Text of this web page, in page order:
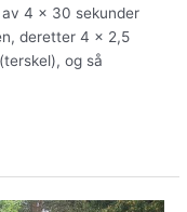
4 x 30 sekunder
deretter 4 x 2,5
og så